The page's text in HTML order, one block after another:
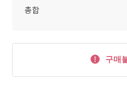
총합
구매